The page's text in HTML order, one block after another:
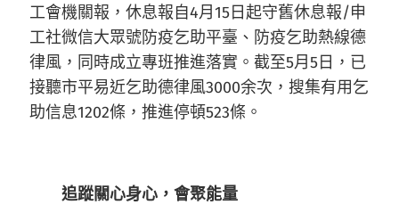
工會機關報，休息報自4月15日起守舊休息報/申
工社微信大眾號防疫乞助平臺、防疫乞助熱線德
律風，同時成立專班推進落實。截至5月5日，已
接聽市平易近乞助德律風3000余次，搜集有用乞
助信息1202條，推進停頓523條。
追蹤關心身心，會聚能量